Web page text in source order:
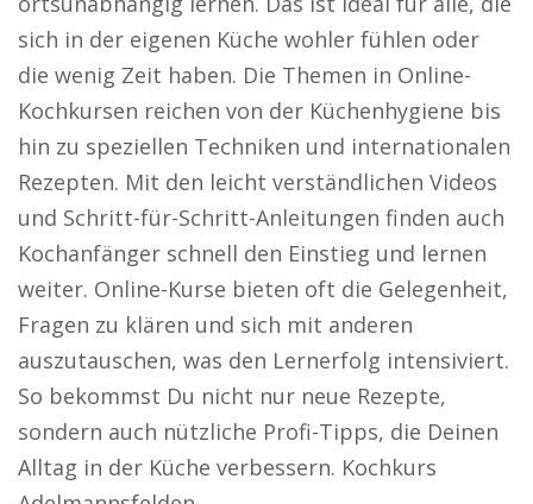
sich in der eigenen Küche wohler fühlen oder
die wenig Zeit haben. Die Themen in Online-
Kochkursen reichen von der Küchenhygiene bis
hin zu speziellen Techniken und internationalen
Rezepten. Mit den leicht verständlichen Videos
und Schritt-für-Schritt-Anleitungen finden auch
Kochanfänger schnell den Einstieg und lernen
weiter. Online-Kurse bieten oft die Gelegenheit,
Fragen zu klären und sich mit anderen
auszutauschen, was den Lernerfolg intensiviert.
So bekommst Du nicht nur neue Rezepte,
sondern auch nützliche Profi-Tipps, die Deinen
Alltag in der Küche verbessern. Kochkurs